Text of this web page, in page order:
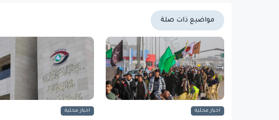
مواضيع ذات صلة
اخبار محلية اخبار محلية